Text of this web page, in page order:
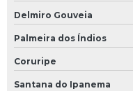
Delmiro Gouveia
Palmeira dos Índios
Coruripe
Santana do Ipanema